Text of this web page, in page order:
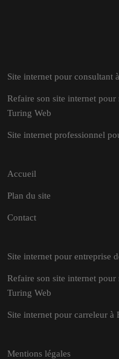
Site internet pour consultant
Refaire son site internet
Turing Web
Site internet professionnel
Accueil
Plan du site
Contact
Site internet pour entreprise
Refaire son site internet
Turing Web
Site internet pour carreleur à
Mentions légales